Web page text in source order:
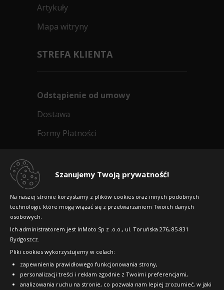
Szanujemy Twoją prywatność!
Na naszej stronie korzystamy z plików cookies oraz innych podobnych
technologii, które mogą wiązać się z przetwarzaniem Twoich danych
osobowych.
Ich administratorem jest InMoto Sp z .o.o., ul. Toruńska 276, 85-831
Bydgoszcz.
Pliki cookies wykorzystujemy w celach:
zapewnienia prawidłowego funkcjonowania strony,
personalizacji treści i reklam zgodnie z Twoimi preferencjami,
analizowania ruchu na stronie, co pozwala nam lepiej zrozumieć, w jaki
Artykuły
Mapa witryny
STREFA KLIENTA
Odstąpienie od umowy
Dostawa
Formy Płatności
Dlaczego warto kupić w 24opony.pl
Raty
FAQ
OFICJALNY PARTNER